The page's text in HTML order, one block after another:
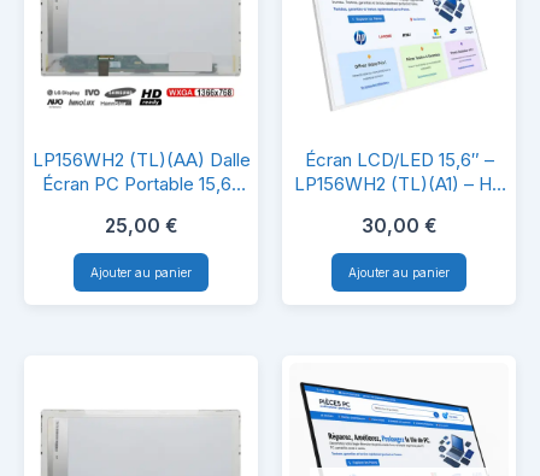
LP156WH2
(TL)
(AA)
Dalle
Écran
LP156WH2 (TL)(AA) Dalle
Écran PC Portable 15,6″
25,00 €
Ajouter au panier
Écran
LCD/LED
15,6″
–
LP156WH2
–
HD
1366×768
Écran LCD/LED 15,6″ –
LP156WH2 (TL)(A1) – HD
droite – Haute Qualité &
Compatibilité
30,00 €
Ajouter au panier